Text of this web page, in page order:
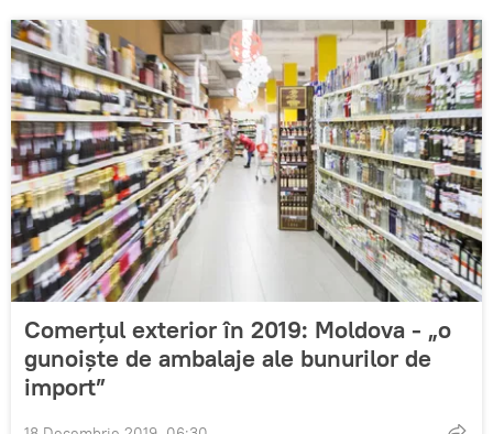
Comerțul exterior în 2019: Moldova - „o
gunoiște de ambalaje ale bunurilor de
import”